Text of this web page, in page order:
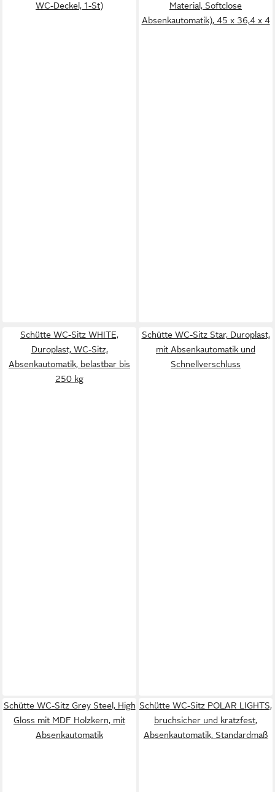
WC-Deckel, 1-St)
Material, Softclose
Absenkautomatik), 45 x 36,4 x 4
Schütte WC-Sitz WHITE,
Duroplast, WC-Sitz,
Absenkautomatik, belastbar bis
250 kg
Schütte WC-Sitz Star, Duroplast,
mit Absenkautomatik und
Schnellverschluss
Schütte WC-Sitz Grey Steel, High
Gloss mit MDF Holzkern, mit
Absenkautomatik
Schütte WC-Sitz POLAR LIGHTS,
bruchsicher und kratzfest,
Absenkautomatik, Standardmaß